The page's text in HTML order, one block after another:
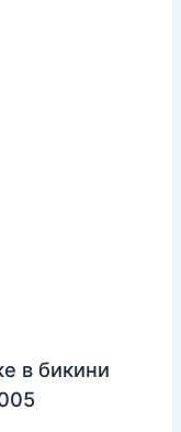
в бикини